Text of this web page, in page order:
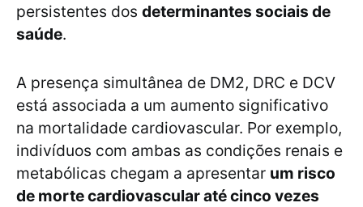
persistentes dos determinantes sociais de
saúde.
A presença simultânea de DM2, DRC e DCV
está associada a um aumento significativo
na mortalidade cardiovascular. Por exemplo,
indivíduos com ambas as condições renais e
metabólicas chegam a apresentar um risco
de morte cardiovascular até cinco vezes